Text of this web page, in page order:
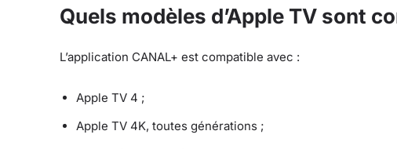
Quels modèles d’Apple TV sont
L’application CANAL+ est compatible avec :
Apple TV 4 ;
Apple TV 4K, toutes générations ;